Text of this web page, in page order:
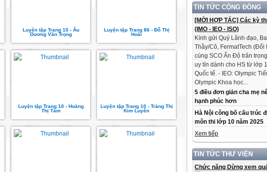
TIN TỨC CỘNG ĐỒNG
[MỜI HỢP TÁC] Các kỳ
(IMO - IEO - ISO)
Kính gửi Quý Lãnh đạo,
Thầy/Cô, FermatTech
cùng SCO Ấn Độ trân
uy tín dành cho HS từ lớp
Quốc tế. - IEO: Olympic
Olympic Khoa học...
5 điều đơn giản cha mẹ
hạnh phúc hơn
Hà Nội công bố cấu trúc
môn thi lớp 10 năm 2025
Xem tiếp
TIN TỨC THƯ VIỆN
Chức năng Dừng xem
Luyện tập Trang 10 - Âu
Dương Văn Trọng
Luyện tập Trang 86 - Đỗ Thị
Hoài
Luyện tập Trang 10 - Hoàng
Thị Tám
Luyện tập Trang 10 - Tràng Thị
Kim Luyến